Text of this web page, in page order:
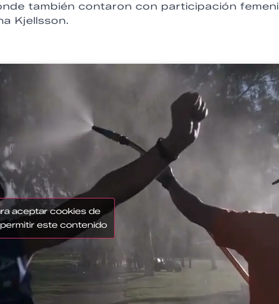
también contaron con participación
Kjellsson.
aceptar cookies de
este contenido